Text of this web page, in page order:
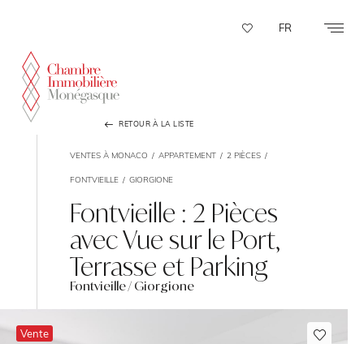
FR
RETOUR À LA LISTE
VENTES À MONACO APPARTEMENT 2 PIÈCES
FONTVIEILLE GIORGIONE
Fontvieille : 2 Pièces
avec Vue sur le Port,
Terrasse et Parking
Fontvieille / Giorgione
Vente